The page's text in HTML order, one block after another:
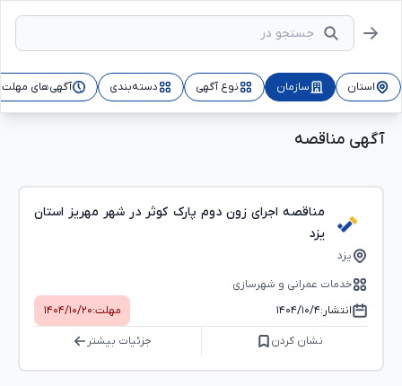
استان سازمان نوع آگهی دسته‌بندی آگهی‌های
آگهی مناقصه
مناقصه اجرای زون دوم پارک کوثر در شهر مهریز استان
یزد
یزد
خدمات عمرانی و شهرسازی
انتشار:۱۴۰۴/۱۰/۴ مهلت:۱۴۰۴/۱۰/۲۰
نشان کردن جزئیات بیشتر